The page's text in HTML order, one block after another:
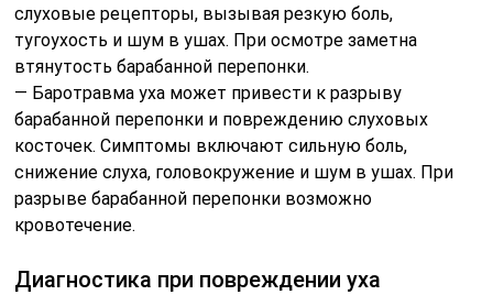
слуховые рецепторы, вызывая резкую боль,
тугоухость и шум в ушах. При осмотре заметна
втянутость барабанной перепонки.
— Баротравма уха может привести к разрыву
барабанной перепонки и повреждению слуховых
косточек. Симптомы включают сильную боль,
снижение слуха, головокружение и шум в ушах. При
разрыве барабанной перепонки возможно
кровотечение.
Диагностика при повреждении уха